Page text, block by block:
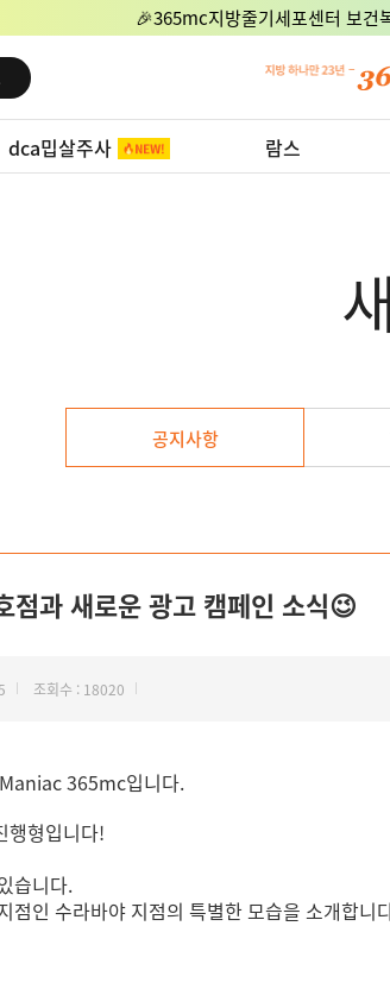
🎉365mc지방줄기세포센터 보건
dca밉살주사 람스
공지사항
과 새로운 광고 캠페인 소식😉
조회수 : 18020
365mc입니다.
행형입니다!
습니다.
인 수라바야 지점의 특별한 모습을 소개합니